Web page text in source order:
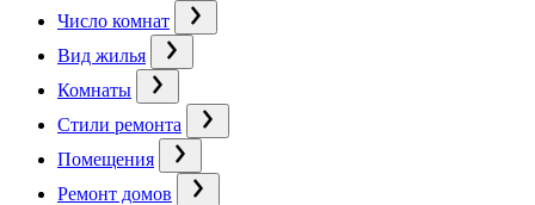
Число комнат
Вид жилья
Комнаты
Стили ремонта
Помещения
Ремонт домов